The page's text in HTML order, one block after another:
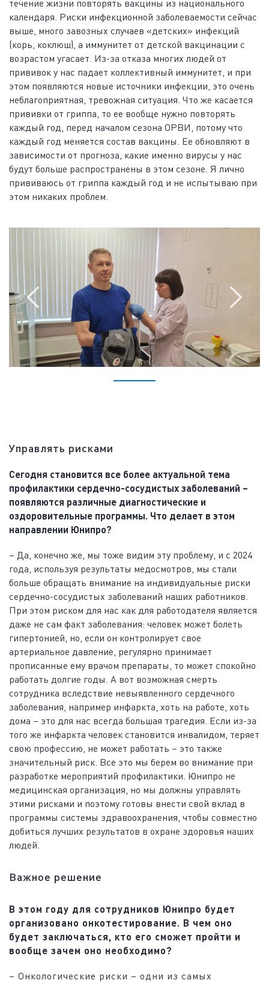
течение жизни повторять вакцины из национального
календаря. Риски инфекционной заболеваемости сейчас
выше, много завозных случаев «детских» инфекций
(корь, коклюш), а иммунитет от детской вакцинации с
возрастом угасает. Из-за отказа многих людей от
прививок у нас падает коллективный иммунитет, и при
этом появляются новые источники инфекции, это очень
неблагоприятная, тревожная ситуация. Что же касается
прививки от гриппа, то ее вообще нужно повторять
каждый год, перед началом сезона ОРВИ, потому что
каждый год меняется состав вакцины. Ее обновляют в
зависимости от прогноза, какие именно вирусы у нас
будут больше распространены в этом сезоне. Я лично
прививаюсь от гриппа каждый год и не испытываю при
этом никаких проблем.
Управлять рисками
Сегодня становится все более актуальной тема
профилактики сердечно-сосудистых заболеваний –
появляются различные диагностические и
оздоровительные программы. Что делает в этом
направлении Юнипро?
– Да, конечно же, мы тоже видим эту проблему, и с 2024
года, используя результаты медосмотров, мы стали
больше обращать внимание на индивидуальные риски
сердечно-сосудистых заболеваний наших работников.
При этом риском для нас как для работодателя является
даже не сам факт заболевания: человек может болеть
гипертонией, но, если он контролирует свое
артериальное давление, регулярно принимает
прописанные ему врачом препараты, то может спокойно
работать долгие годы. А вот возможная смерть
сотрудника вследствие невыявленного сердечного
заболевания, например инфаркта, хоть на работе, хоть
дома – это для нас всегда большая трагедия. Если из-за
того же инфаркта человек становится инвалидом, теряет
свою профессию, не может работать – это также
значительный риск. Все это мы берем во внимание при
разработке мероприятий профилактики. Юнипро не
медицинская организация, но мы должны управлять
этими рисками и поэтому готовы внести свой вклад в
программы системы здравоохранения, чтобы совместно
добиться лучших результатов в охране здоровья наших
людей.
Важное решение
В этом году для сотрудников Юнипро будет
организовано онкотестирование. В чем оно
будет заключаться, кто его сможет пройти и
вообще зачем оно необходимо?
– Онкологические риски – одни из самых